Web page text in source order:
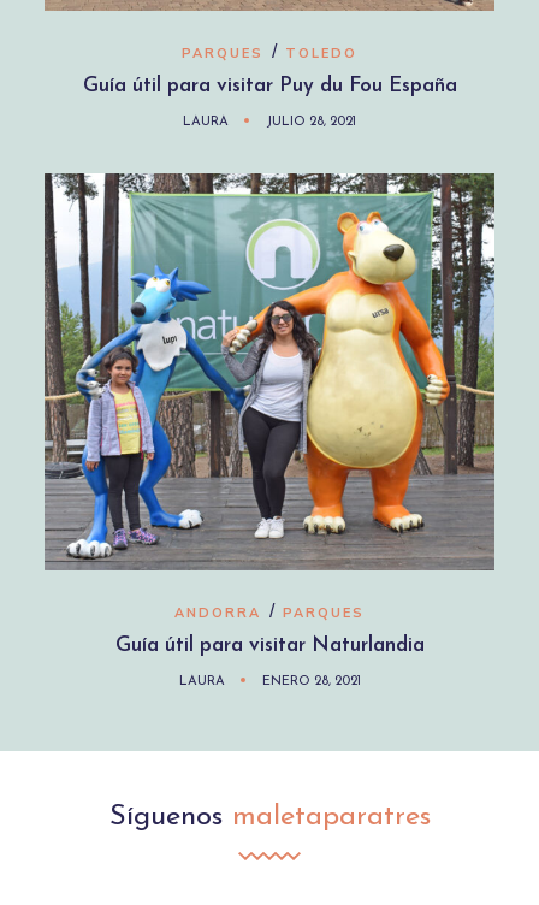
PARQUES / TOLEDO
Guía útil para visitar Puy du Fou España
LAURA JULIO 28, 2021
ANDORRA / PARQUES
Guía útil para visitar Naturlandia
LAURA ENERO 28, 2021
Síguenos maletaparatres